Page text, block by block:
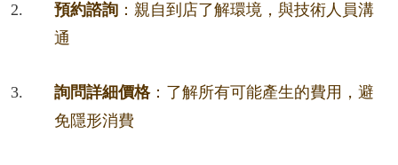
預約諮詢 ：親自到店了解環境，與技術人員溝
通
詢問詳細價格：了解所有可能產生的費用，避
免隱形消費